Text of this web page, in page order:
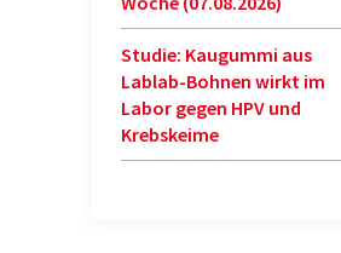
Studie: Kaugummi aus
Lablab-Bohnen wirkt im
Labor gegen HPV und
Krebskeime